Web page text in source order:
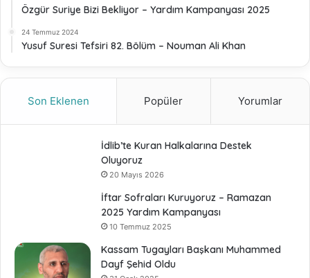
Özgür Suriye Bizi Bekliyor – Yardım Kampanyası 2025
24 Temmuz 2024
Yusuf Suresi Tefsiri 82. Bölüm – Nouman Ali Khan
Son Eklenen Popüler Yorumlar
İdlib’te Kuran Halkalarına Destek
Oluyoruz
20 Mayıs 2026
İftar Sofraları Kuruyoruz – Ramazan
2025 Yardım Kampanyası
10 Temmuz 2025
Kassam Tugayları Başkanı Muhammed
Dayf Şehid Oldu